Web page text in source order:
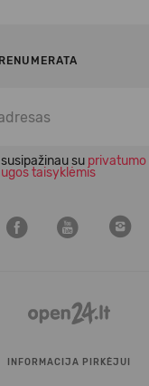
su privatumo
taisyklėmis
INFORMACIJA PIRKĖJUI